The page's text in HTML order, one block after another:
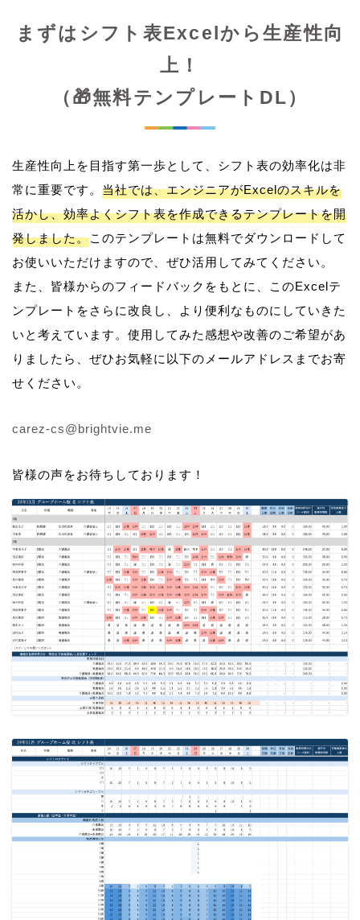
まずはシフト表Excelから生産性向
上！
（🎁無料テンプレートDL）
生産性向上を目指す第一歩として、シフト表の効率化は非
常に重要です。 当社では、エンジニアがExcelのスキルを
活かし、効率よくシフト表を作成できるテンプレートを開
発しました。このテンプレートは無料でダウンロードして
お使いいただけますので、ぜひ活用してみてください。
また、皆様からのフィードバックをもとに、このExcelテ
ンプレートをさらに改良し、より便利なものにしていきた
いと考えています。使用してみた感想や改善のご希望があ
りましたら、ぜひお気軽に以下のメールアドレスまでお寄
せください。
carez-cs@brightvie.me
皆様の声をお待ちしております！